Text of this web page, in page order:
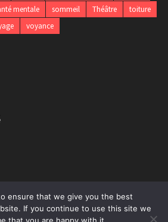
mentale sommeil Théâtre
toiture
voyance
ensure that we give you the best
If you continue to use this site we